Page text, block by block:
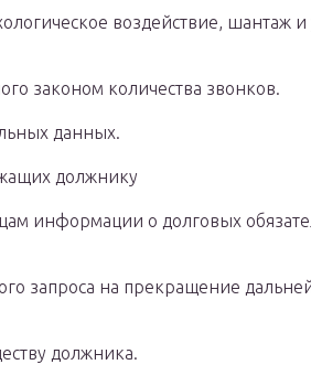
воздействие, шантаж
законом количества звонков.
данных.
должнику
информации о долговых
запроса на прекращение
должника.